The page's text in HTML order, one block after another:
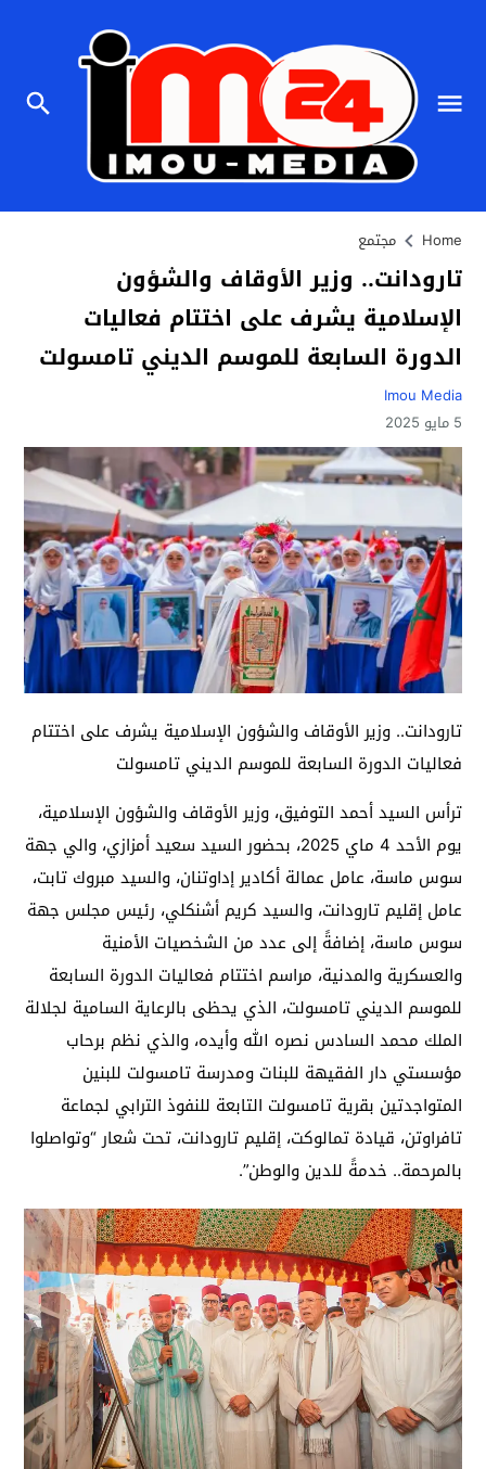
Home مجتمع
تارودانت.. وزير الأوقاف والشؤون
الإسلامية يشرف على اختتام فعاليات
الدورة السابعة للموسم الديني تامسولت
Imou Media
5 مايو 2025
تارودانت.. وزير الأوقاف والشؤون الإسلامية يشرف على اختتام
فعاليات الدورة السابعة للموسم الديني تامسولت
ترأس السيد أحمد التوفيق، وزير الأوقاف والشؤون الإسلامية،
يوم الأحد 4 ماي 2025، بحضور السيد سعيد أمزازي، والي جهة
سوس ماسة، عامل عمالة أكادير إداوتنان، والسيد مبروك تابت،
عامل إقليم تارودانت، والسيد كريم أشنكلي، رئيس مجلس جهة
سوس ماسة، إضافةً إلى عدد من الشخصيات الأمنية
والعسكرية والمدنية، مراسم اختتام فعاليات الدورة السابعة
للموسم الديني تامسولت، الذي يحظى بالرعاية السامية لجلالة
الملك محمد السادس نصره الله وأيده، والذي نظم برحاب
مؤسستي دار الفقيهة للبنات ومدرسة تامسولت للبنين
المتواجدتين بقرية تامسولت التابعة للنفوذ الترابي لجماعة
تافراوتن، قيادة تمالوكت، إقليم تارودانت، تحت شعار “وتواصلوا
بالمرحمة.. خدمةً للدين والوطن”.